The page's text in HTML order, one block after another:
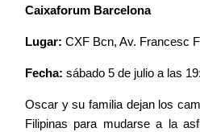
Caixaforum Barcelona
Lugar: CXF Bcn, Av. Francesc
Fecha: sábado 5 de julio a las
Oscar y su familia dejan los
Filipinas para mudarse a la